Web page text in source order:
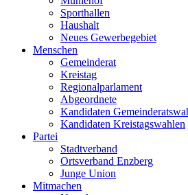
Sporthallen
Haushalt
Neues Gewerbegebiet
Menschen
Gemeinderat
Kreistag
Regionalparlament
Abgeordnete
Kandidaten
Kandidaten Kreistagswahlen
Partei
Stadtverband
Ortsverband Enzberg
Junge Union
Mitmachen